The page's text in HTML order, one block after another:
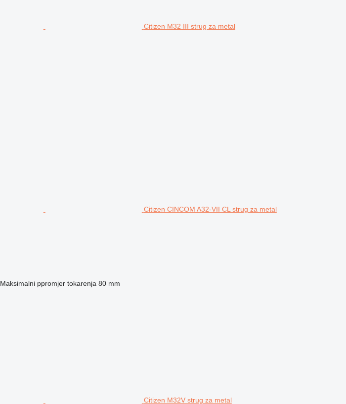
Citizen M32 III strug za metal
Citizen CINCOM A32-VII CL strug za metal
Maksimalni ppromjer tokarenja 80 mm
Citizen M32V strug za metal